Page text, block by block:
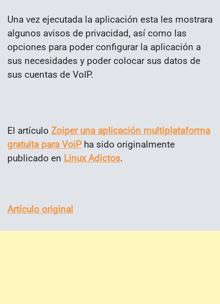
Una vez ejecutada la aplicación esta les mostrara
algunos avisos de privacidad, así como las
opciones para poder configurar la aplicación a
sus necesidades y poder colocar sus datos de
sus cuentas de VoIP.
El artículo Zoiper una aplicación multiplataforma
gratuita para VoiP ha sido originalmente
publicado en Linux Adictos.
Artículo original